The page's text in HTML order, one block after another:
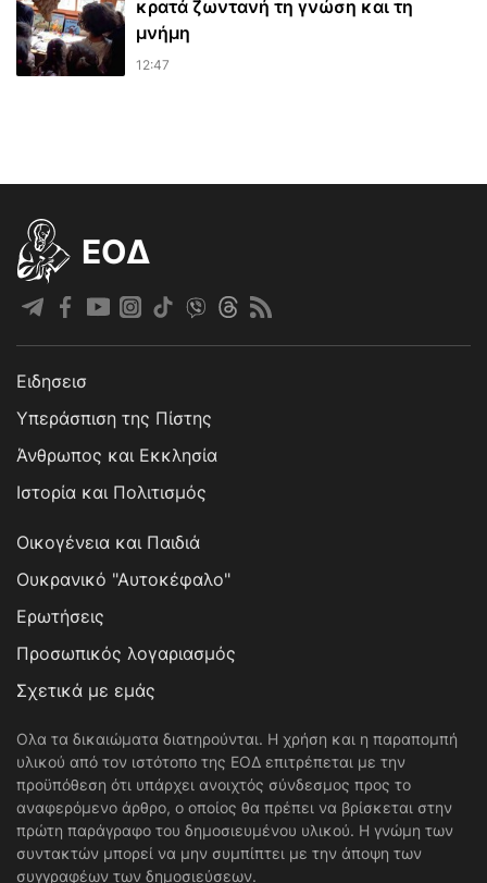
κρατά ζωντανή τη γνώση και τη
μνήμη
12:47
EOΔ
Ειδησεισ
Υπεράσπιση της Πίστης
Άνθρωπος και Εκκλησία
Ιστορία και Πολιτισμός
Οικογένεια και Παιδιά
Ουκρανικό "Αυτοκέφαλο"
Ερωτήσεις
Προσωπικός λογαριασμός
Σχετικά με εμάς
Ολα τα δικαιώματα διατηρούνται. Η χρήση και η παραπομπή
υλικού από τον ιστότοπο της ΕΟΔ επιτρέπεται με την
προϋπόθεση ότι υπάρχει ανοιχτός σύνδεσμος προς το
αναφερόμενο άρθρο, ο οποίος θα πρέπει να βρίσκεται στην
πρώτη παράγραφο του δημοσιευμένου υλικού. Η γνώμη των
συντακτών μπορεί να μην συμπίπτει με την άποψη των
συγγραφέων των δημοσιεύσεων.